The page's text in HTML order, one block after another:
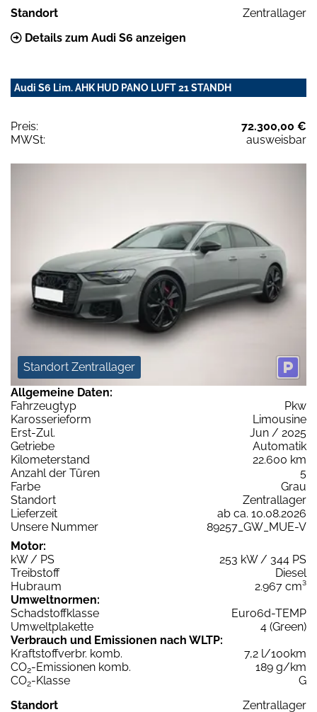
Standort
Zentrallager
Details zum Audi S6 anzeigen
Audi S6 Lim. AHK HUD PANO LUFT 21 STANDH
Preis:
72.300,00 €
MWSt:
ausweisbar
Standort Zentrallager
Allgemeine Daten:
Fahrzeugtyp
Pkw
Karosserieform
Limousine
Erst-Zul.
Jun / 2025
Getriebe
Automatik
Kilometerstand
22.600 km
Anzahl der Türen
5
Farbe
Grau
Standort
Zentrallager
Lieferzeit
ab ca. 10.08.2026
Unsere Nummer
89257_GW_MUE-V
Motor:
kW / PS
253 kW / 344 PS
Treibstoff
Diesel
Hubraum
2.967 cm³
Umweltnormen:
Schadstoffklasse
Euro6d-TEMP
Umweltplakette
4 (Green)
Verbrauch und Emissionen nach WLTP:
Kraftstoffverbr. komb.
7,2 l/100km
CO2-Emissionen komb.
189 g/km
CO2-Klasse
G
Standort
Zentrallager